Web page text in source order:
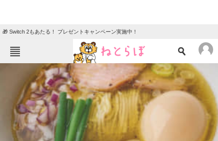
🎁 Switch 2もあたる！ プレゼントキャンペーン実施中！
ねとらぼメニュー
ニュース
エンタメ クイズ
グルメ 地域
住まい 教育・育児